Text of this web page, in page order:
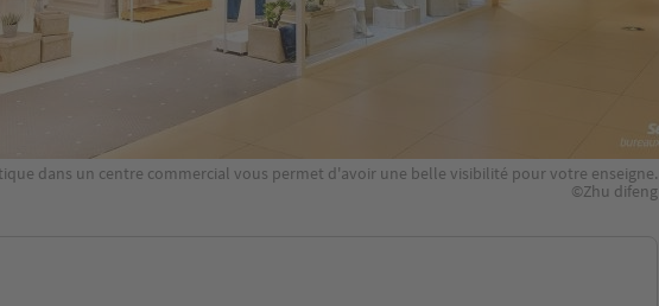
dans un centre commercial vous permet d'avoir une belle visibilité pour votre enseigne.
©Zhu difeng